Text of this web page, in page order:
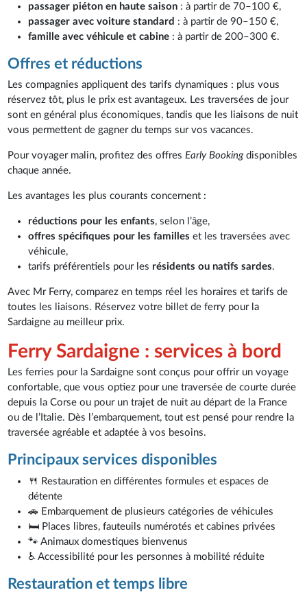
passager piéton en haute saison : à partir de 70–100 €,
passager avec voiture standard : à partir de 90–150 €,
famille avec véhicule et cabine : à partir de 200–300 €.
Offres et réductions
Les compagnies appliquent des tarifs dynamiques : plus vous
réservez tôt, plus le prix est avantageux. Les traversées de jour
sont en général plus économiques, tandis que les liaisons de nuit
vous permettent de gagner du temps sur vos vacances.
Pour voyager malin, profitez des offresEarly Booking disponibles
chaque année.
Les avantages les plus courants concernent :
réductions pour les enfants, selon l’âge,
offres spécifiques pour les familleset les traversées avec
véhicule,
tarifs préférentiels pour les résidents ou natifs sardes.
Avec Mr Ferry, comparez en temps réel les horaires et tarifs de
toutes les liaisons. Réservez votre billet de ferry pour la
Sardaigne au meilleur prix.
Ferry Sardaigne : services à bord
Les ferries pour la Sardaigne sont conçus pour offrir un voyage
confortable, que vous optiez pour une traversée de courte durée
depuis la Corse ou pour un trajet de nuit au départ de la France
ou de l’Italie. Dès l’embarquement, tout est pensé pour rendre la
traversée agréable et adaptée à vos besoins.
Principaux services disponibles
🍴 Restauration en différentes formules et espaces de
détente
🚗 Embarquement de plusieurs catégories de véhicules
🛏️ Places libres, fauteuils numérotés et cabines privées
🐾 Animaux domestiques bienvenus
♿ Accessibilité pour les personnes à mobilité réduite
Restauration et temps libre